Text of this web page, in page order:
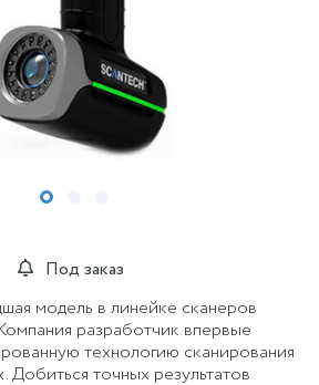
Под заказ
модель в линейке сканеров
разработчик впервые
технологию сканирования
Добиться точных результатов